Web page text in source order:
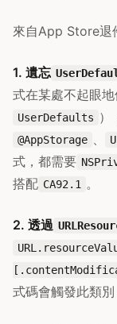
來自App Store退
1. 遺忘
式在某處不起眼地
UserDefaults ）
@AppStorage 、
式，都需要
搭配 CA92.1 。
2. 透過
式碼會觸發此類